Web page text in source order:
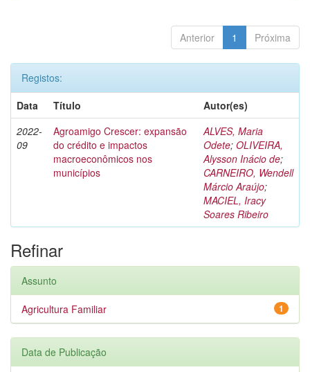
Anterior 1 Próxima
Registos:
Data
Título
Autor(es)
2022-
09
Agroamigo Crescer: expansão
do crédito e impactos
macroeconômicos nos
municípios
ALVES, Maria
Odete; OLIVEIRA,
Alysson Inácio de;
CARNEIRO, Wendell
Márcio Araújo;
MACIEL, Iracy
Soares Ribeiro
Refinar
Assunto
1
Agricultura Familiar
Data de Publicação